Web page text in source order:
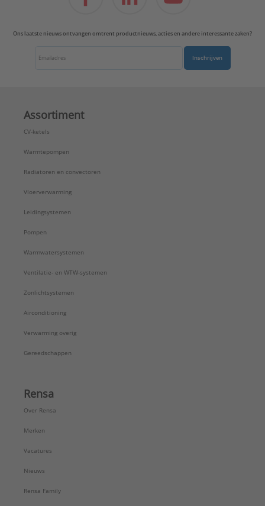
Ons laatste nieuws ontvangen omtrent productnieuws, acties en andere interessante zaken?
Inschrijven
Assortiment
CV-ketels
Warmtepompen
Radiatoren en convectoren
Vloerverwarming
Leidingsystemen
Pompen
Warmwatersystemen
Ventilatie- en WTW-systemen
Zonlichtsystemen
Airconditioning
Verwarming overig
Gereedschappen
Rensa
Over Rensa
Merken
Vacatures
Nieuws
Rensa Family